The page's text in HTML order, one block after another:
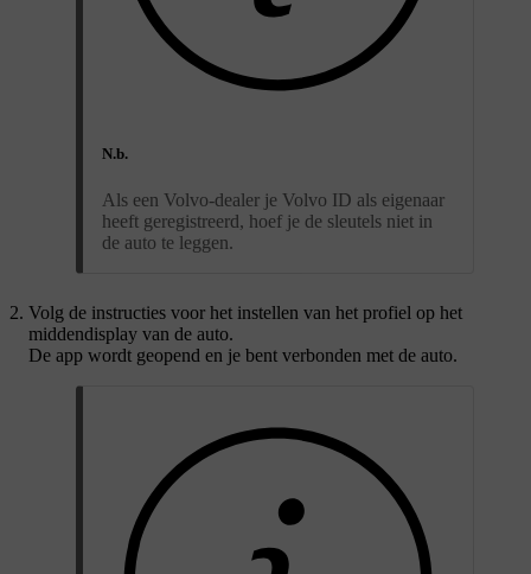
N.b.
Als een Volvo-dealer je Volvo ID als eigenaar
heeft geregistreerd, hoef je de sleutels niet in
de auto te leggen.
Volg de instructies voor het instellen van het profiel op het
middendisplay van de auto.
De app wordt geopend en je bent verbonden met de auto.